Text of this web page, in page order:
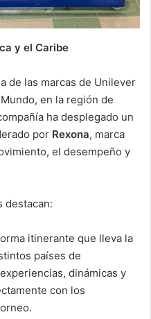
y el Caribe
de las marcas de Unilever
en la región de
ha desplegado un
por Rexona, marca
el desempeño y
destacan:
itinerante que lleva la
países de
dinámicas y
con los